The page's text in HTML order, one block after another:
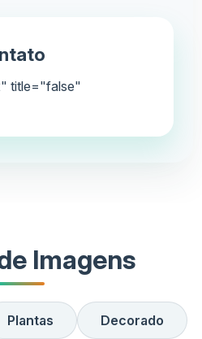
title="false"
Imagens
Plantas Decorado